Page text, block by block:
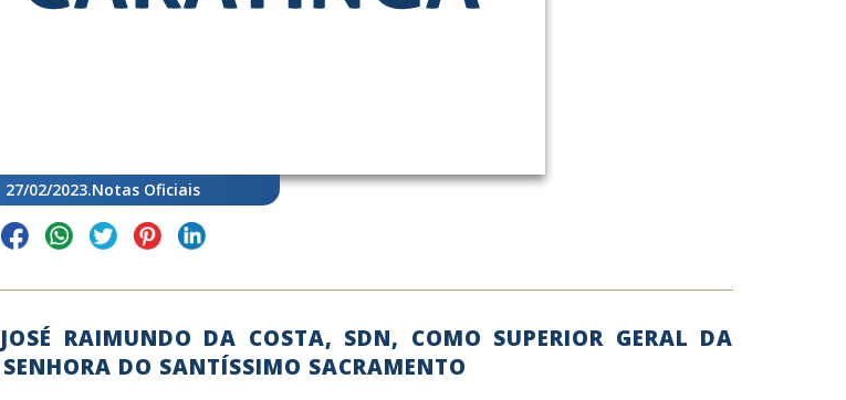
27/02/2023.Notas Oficiais
RAIMUNDO DA COSTA, SDN, COMO SUPERIOR GERAL DA
DO SANTÍSSIMO SACRAMENTO